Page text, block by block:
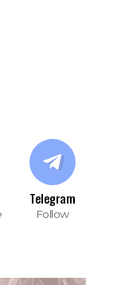
Telegram
Follow